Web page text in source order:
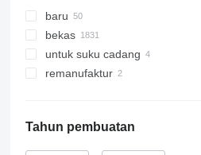
349
350
365
374
416
baru
bekas
untuk suku cadang
remanufaktur
Tahun pembuatan